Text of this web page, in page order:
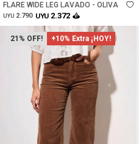
FLARE WIDE LEG LAVADO - OLIVA
UYU 2.790 UYU 2.372
21 +10% Extra ¡HOY!